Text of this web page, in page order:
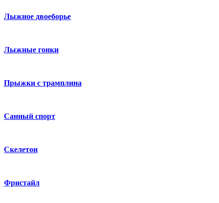
Лыжное двоеборье
Лыжные гонки
Прыжки с трамплина
Санный спорт
Скелетон
Фристайл